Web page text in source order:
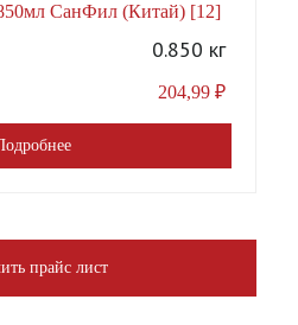
СанФил (Китай) [12]
0.850 кг
204,99 ₽
прайс лист